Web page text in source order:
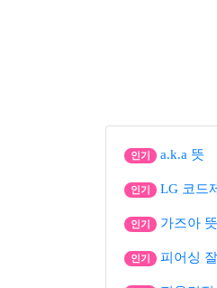
인기 a.k.a 뜻
인기 LG 코드
인기 가즈아 뜻
인기 피어싱